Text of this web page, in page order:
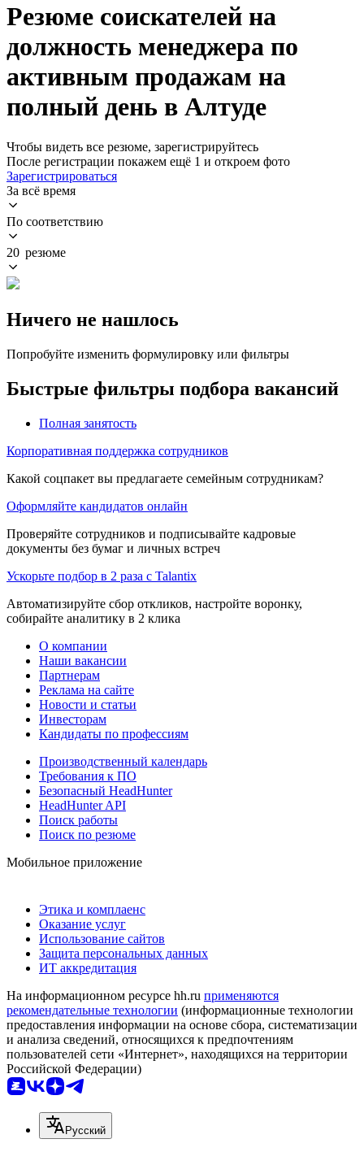
Резюме соискателей на
должность менеджера по
активным продажам на
полный день в Алтуде
Чтобы видеть все резюме, зарегистрируйтесь
После регистрации покажем ещё 1 и откроем фото
Зарегистрироваться
За всё время
По соответствию
20 резюме
Ничего не нашлось
Попробуйте изменить формулировку или фильтры
Быстрые фильтры подбора вакансий
Полная занятость
Корпоративная поддержка сотрудников
Какой соцпакет вы предлагаете семейным сотрудникам?
Оформляйте кандидатов онлайн
Проверяйте сотрудников и подписывайте кадровые
документы без бумаг и личных встреч
Ускорьте подбор в 2 раза с Talantix
Автоматизируйте сбор откликов, настройте воронку,
собирайте аналитику в 2 клика
О компании
Наши вакансии
Партнерам
Реклама на сайте
Новости и статьи
Инвесторам
Кандидаты по профессиям
Производственный календарь
Требования к ПО
Безопасный HeadHunter
HeadHunter API
Поиск работы
Поиск по резюме
Мобильное приложение
Этика и комплаенс
Оказание услуг
Использование сайтов
Защита персональных данных
ИТ аккредитация
На информационном ресурсе hh.ru применяются
рекомендательные технологии (информационные технологии
предоставления информации на основе сбора, систематизации
и анализа сведений, относящихся к предпочтениям
пользователей сети «Интернет», находящихся на территории
Российской Федерации)
Русский